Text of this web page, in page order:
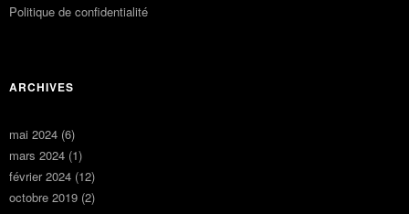
Politique de confidentialité
ARCHIVES
mai 2024 (6)
mars 2024 (1)
février 2024 (12)
octobre 2019 (2)